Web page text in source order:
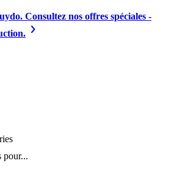
Consultez nos offres spéciales -
pour...